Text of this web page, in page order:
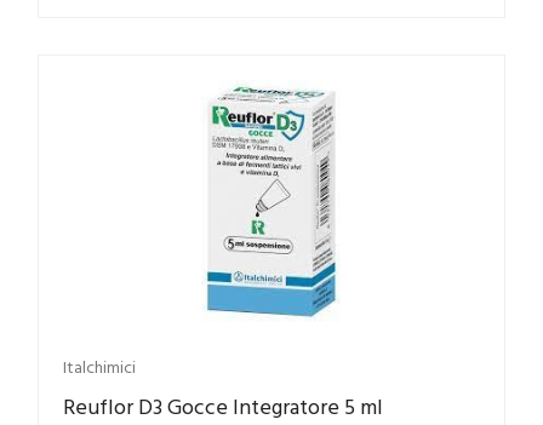
Italchimici
Reuflor D3 Gocce Integratore 5 ml